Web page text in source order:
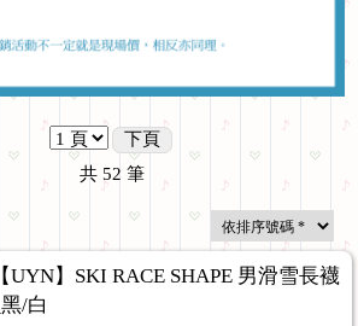
下頁
共 52 筆
【UYN】SKI RACE SHAPE 男滑雪長襪
_黑/白